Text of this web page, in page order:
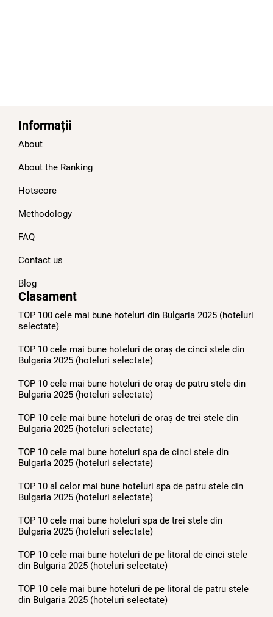
Informații
About
About the Ranking
Hotscore
Methodology
FAQ
Contact us
Blog
Clasament
TOP 100 cele mai bune hoteluri din Bulgaria 2025 (hoteluri
selectate)
TOP 10 cele mai bune hoteluri de oraș de cinci stele din
Bulgaria 2025 (hoteluri selectate)
TOP 10 cele mai bune hoteluri de oraș de patru stele din
Bulgaria 2025 (hoteluri selectate)
TOP 10 cele mai bune hoteluri de oraș de trei stele din
Bulgaria 2025 (hoteluri selectate)
TOP 10 cele mai bune hoteluri spa de cinci stele din
Bulgaria 2025 (hoteluri selectate)
TOP 10 al celor mai bune hoteluri spa de patru stele din
Bulgaria 2025 (hoteluri selectate)
TOP 10 cele mai bune hoteluri spa de trei stele din
Bulgaria 2025 (hoteluri selectate)
TOP 10 cele mai bune hoteluri de pe litoral de cinci stele
din Bulgaria 2025 (hoteluri selectate)
TOP 10 cele mai bune hoteluri de pe litoral de patru stele
din Bulgaria 2025 (hoteluri selectate)